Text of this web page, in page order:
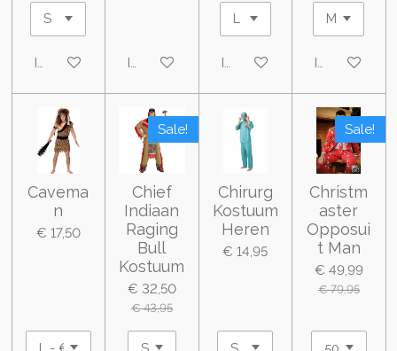
In winkelwagenIn winkelwagenIn winkelwagenIn
Cavema
n
€ 17,50
Sale!
Chief
Indiaan
Raging
Bull
Kostuum
€ 32,50
€ 43,95
Chirurg
Kostuum
Heren
€ 14,95
Sale!
Christm
aster
Opposui
t Man
€ 49,99
€ 79,95